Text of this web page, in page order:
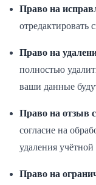
Право на
отредактировать
Право на
полностью
ваши данные
Право на отзыв
согласие на
удаления учётной
Право на